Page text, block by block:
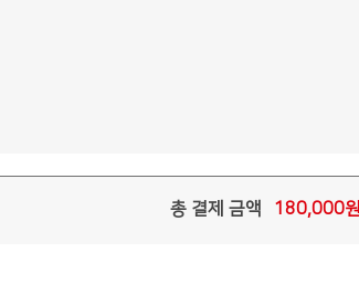
총 결제 금액 180,000원